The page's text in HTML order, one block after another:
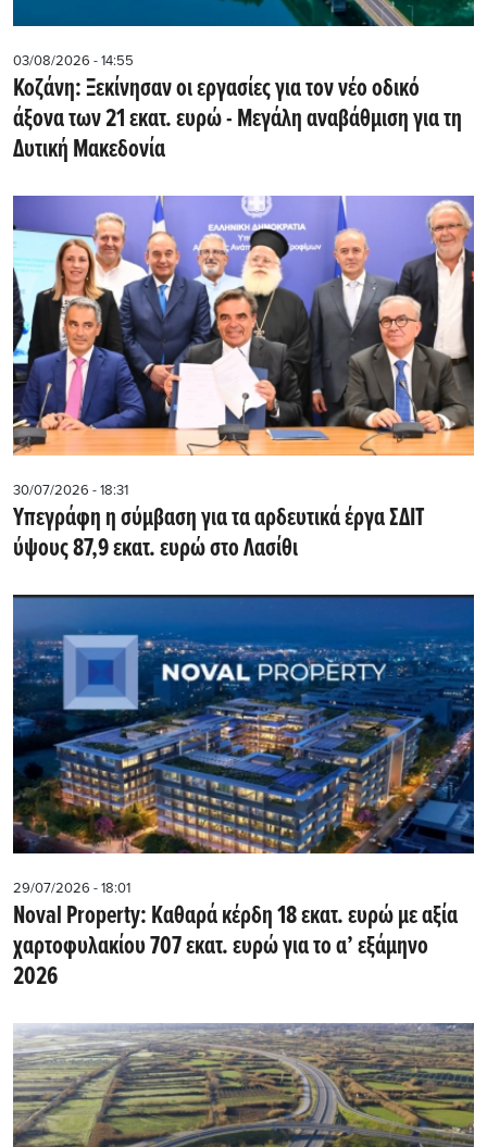
03/08/2026 - 14:55
Κοζάνη: Ξεκίνησαν οι εργασίες για τον νέο οδικό
άξονα των 21 εκατ. ευρώ - Μεγάλη αναβάθμιση για τη
Δυτική Μακεδονία
30/07/2026 - 18:31
Υπεγράφη η σύμβαση για τα αρδευτικά έργα ΣΔΙΤ
ύψους 87,9 εκατ. ευρώ στο Λασίθι
29/07/2026 - 18:01
Noval Property: Kαθαρά κέρδη 18 εκατ. ευρώ με αξία
χαρτοφυλακίου 707 εκατ. ευρώ για το α’ εξάμηνο
2026